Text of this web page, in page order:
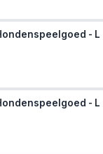
- L
- L